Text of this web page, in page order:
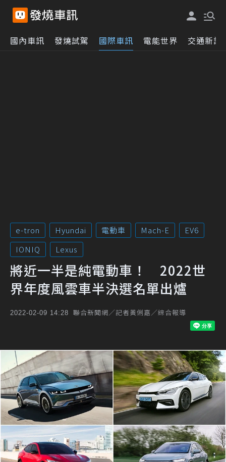
國內車訊 發燒試駕 國際車訊 電能世界 交通新訊
e-tron Hyundai 電動車 Mach-E
EV6
IONIQ
Lexus
將近一半是純電動車！ 2022世
界年度風雲車半決選名單出爐
2022-02-09 14:28 聯合新聞網／記者黃俐嘉／綜合報導